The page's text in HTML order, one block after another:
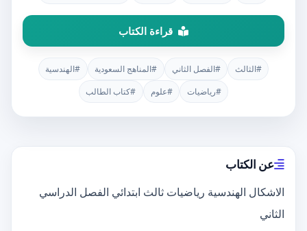
قراءة الكتاب
#الثالث #الفصل الثاني #المناهج السعودية
#الهندسية
#رياضيات
#علوم #كتاب الطالب
عن الكتاب
الاشكال الهندسية رياضيات ثالث ابتدائي الفصل الدراسي
الثاني